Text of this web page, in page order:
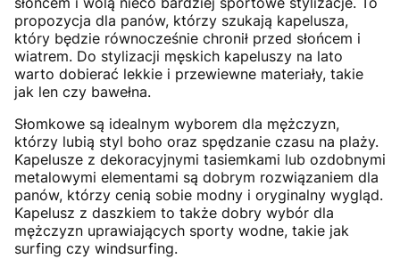
propozycja dla panów, którzy szukają kapelusza,
który będzie równocześnie chronił przed słońcem i
wiatrem. Do stylizacji męskich kapeluszy na lato
warto dobierać lekkie i przewiewne materiały, takie
jak len czy bawełna.
Słomkowe są idealnym wyborem dla mężczyzn,
którzy lubią styl boho oraz spędzanie czasu na plaży.
Kapelusze z dekoracyjnymi tasiemkami lub ozdobnymi
metalowymi elementami są dobrym rozwiązaniem dla
panów, którzy cenią sobie modny i oryginalny wygląd.
Kapelusz z daszkiem to także dobry wybór dla
mężczyzn uprawiających sporty wodne, takie jak
surfing czy windsurfing.